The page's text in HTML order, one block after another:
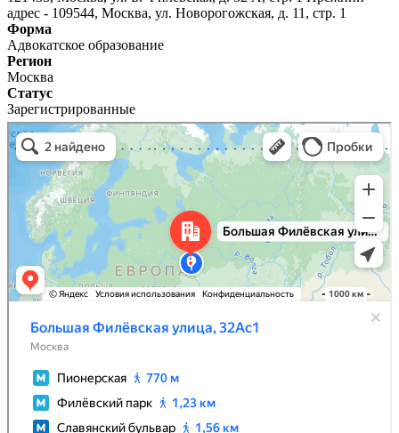
адрес - 109544, Москва, ул. Новорогожская, д. 11, стр. 1
Форма
Адвокатское образование
Регион
Москва
Статус
Зарегистрированные